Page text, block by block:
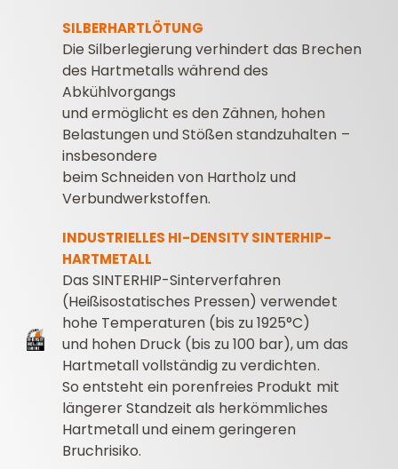
SILBERHARTLÖTUNG
Die Silberlegierung verhindert das Brechen
des Hartmetalls während des
Abkühlvorgangs
und ermöglicht es den Zähnen, hohen
Belastungen und Stößen standzuhalten –
insbesondere
beim Schneiden von Hartholz und
Verbundwerkstoffen.
INDUSTRIELLES HI-DENSITY SINTERHIP-
HARTMETALL
Das SINTERHIP-Sinterverfahren
(Heißisostatisches Pressen) verwendet
hohe Temperaturen (bis zu 1925°C)
und hohen Druck (bis zu 100 bar), um das
Hartmetall vollständig zu verdichten.
So entsteht ein porenfreies Produkt mit
längerer Standzeit als herkömmliches
Hartmetall und einem geringeren
Bruchrisiko.